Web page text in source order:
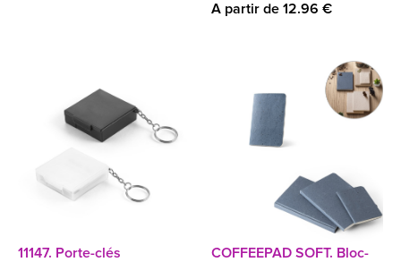
A partir de 12.96 €
11147. Porte-clés
COFFEEPAD SOFT. Bloc-